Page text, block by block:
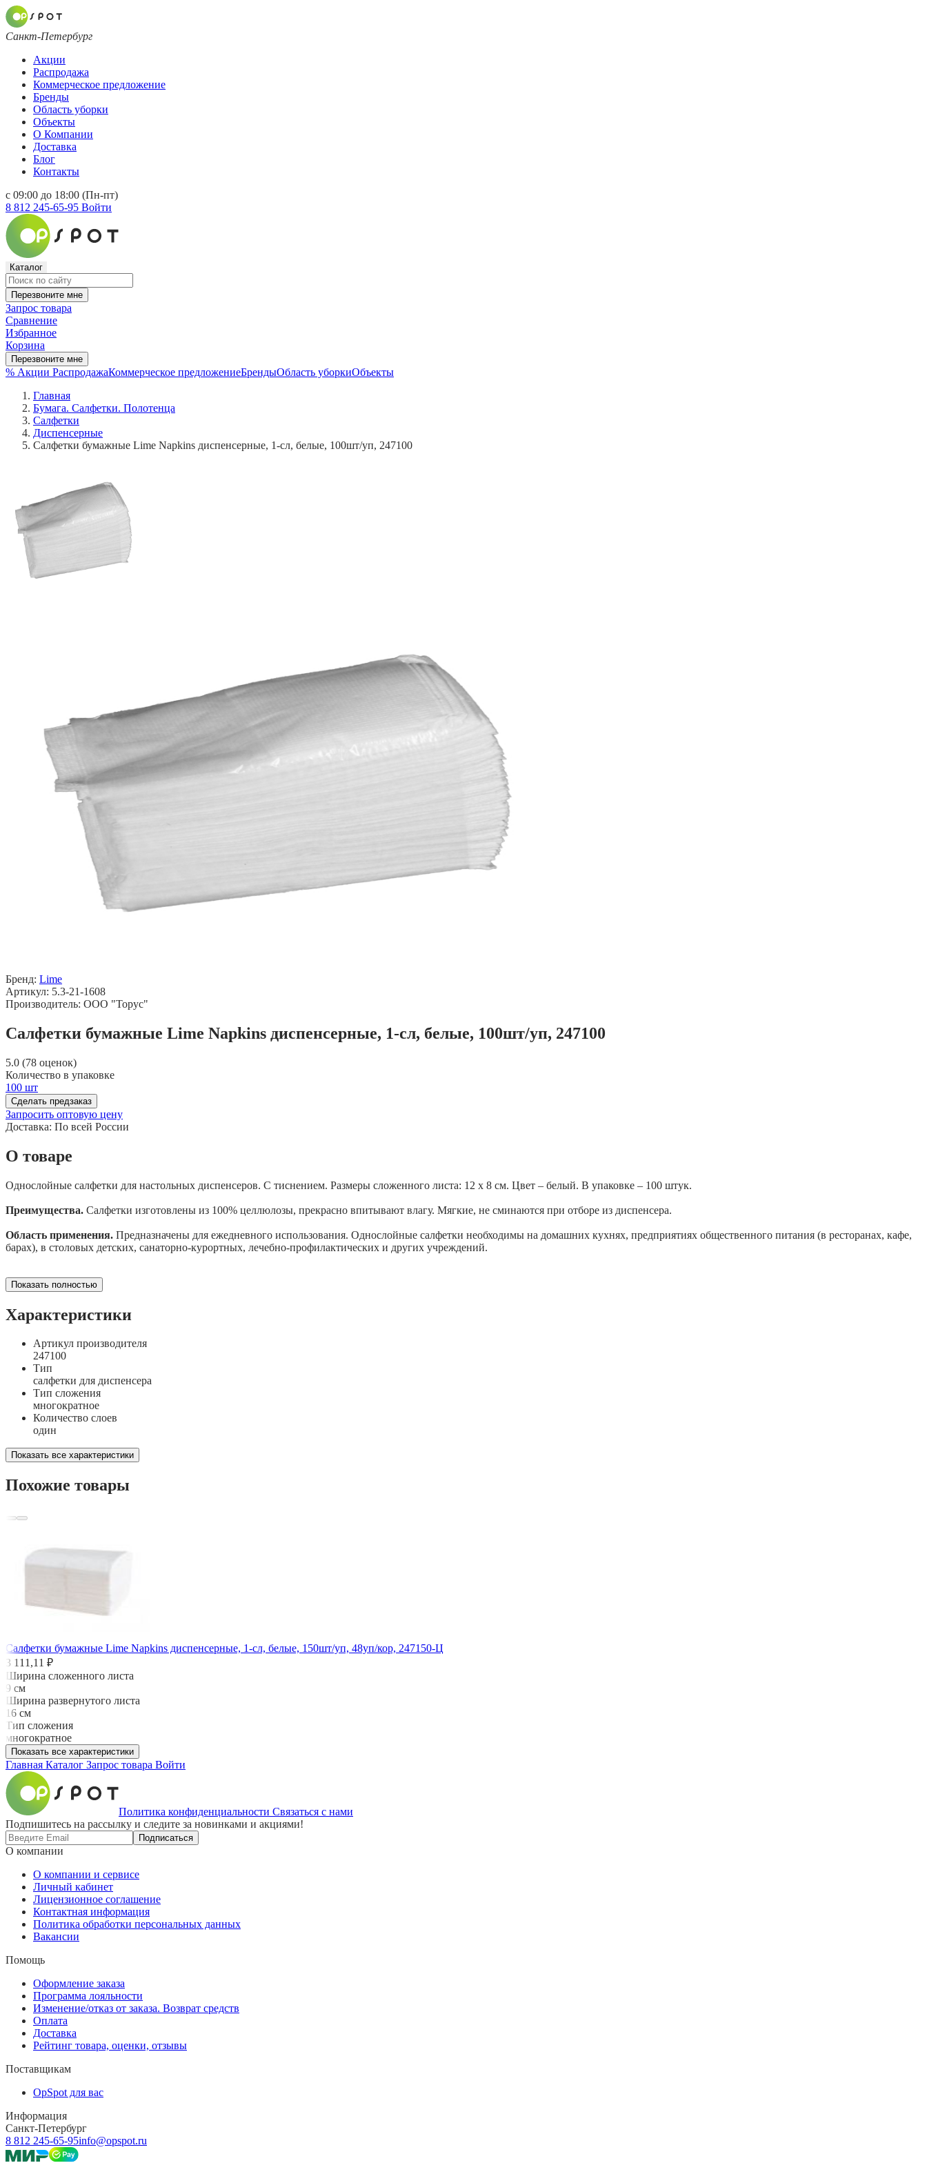
Санкт-Петербург
Акции
Распродажа
Коммерческое предложение
Бренды
Область уборки
Объекты
О Компании
Доставка
Блог
Контакты
с 09:00 до 18:00 (Пн-пт)
8 812 245-65-95 Войти
Каталог
Перезвоните мне
Запрос товара
Сравнение
Избранное
Корзина
Перезвоните мне
% Акции РаспродажаКоммерческое предложениеБрендыОбласть уборкиОбъекты
Главная
Бумага. Салфетки. Полотенца
Салфетки
Диспенсерные
Салфетки бумажные Lime Napkins диспенсерные, 1-сл, белые, 100шт/уп, 247100
Бренд: Lime
Артикул: 5.3-21-1608
Производитель: ООО "Торус"
Салфетки бумажные Lime Napkins диспенсерные, 1-сл, белые, 100шт/уп, 247100
5.0 (78 оценок)
Количество в упаковке
100 шт
Сделать предзаказ
Запросить оптовую цену
Доставка: По всей России
О товаре
Однослойные салфетки для настольных диспенсеров. С тиснением. Размеры сложенного листа: 12 х 8 см. Цвет – белый. В упаковке – 100 штук.
Преимущества. Салфетки изготовлены из 100% целлюлозы, прекрасно впитывают влагу. Мягкие, не сминаются при отборе из диспенсера.
Область применения. Предназначены для ежедневного использования. Однослойные салфетки необходимы на домашних кухнях, предприятиях общественного питания (в ресторанах, кафе,
барах), в столовых детских, санаторно-курортных, лечебно-профилактических и других учреждений.
Показать полностью
Характеристики
Артикул производителя
247100
Тип
салфетки для диспенсера
Тип сложения
многократное
Количество слоев
один
Показать все характеристики
Похожие товары
Салфетки бумажные Lime Napkins диспенсерные, 1-сл, белые, 150шт/уп, 48уп/кор, 247150-Ц
3 111,11 ₽
Ширина сложенного листа
9 см
Ширина развернутого листа
16 см
Тип сложения
многократное
Показать все характеристики
Главная Каталог Запрос товара Войти
Политика конфиденциальности Связаться с нами
Подпишитесь на рассылку и следите за новинками и акциями!
Подписаться
О компании
О компании и сервисе
Личный кабинет
Лицензионное соглашение
Контактная информация
Политика обработки персональных данных
Вакансии
Помощь
Оформление заказа
Программа лояльности
Изменение/отказ от заказа. Возврат средств
Оплата
Доставка
Рейтинг товара, оценки, отзывы
Поставщикам
OpSpot для вас
Информация
Санкт-Петербург
8 812 245-65-95info@opspot.ru